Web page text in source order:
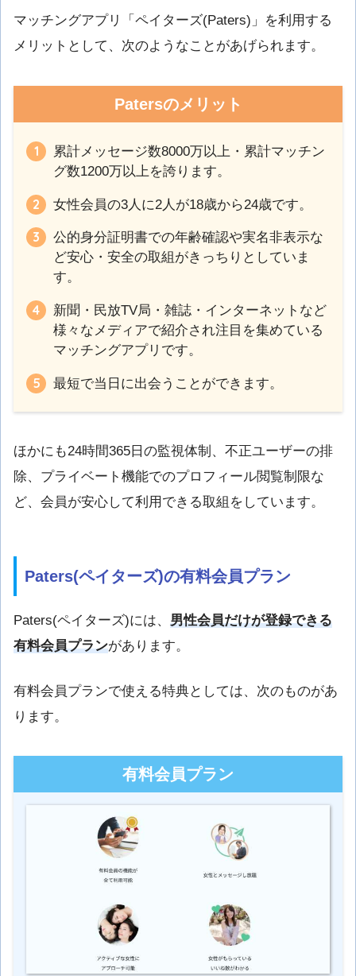
マッチングアプリ「ペイターズ(Paters)」を利用する
メリットとして、次のようなことがあげられます。
Patersのメリット
累計メッセージ数8000万以上・累計マッチン
グ数1200万以上を誇ります。
女性会員の3人に2人が18歳から24歳です。
公的身分証明書での年齢確認や実名非表示な
ど安心・安全の取組がきっちりとしていま
す。
新聞・民放TV局・雑誌・インターネットなど
様々なメディアで紹介され注目を集めている
マッチングアプリです。
最短で当日に出会うことができます。
ほかにも24時間365日の監視体制、不正ユーザーの排
除、プライベート機能でのプロフィール閲覧制限な
ど、会員が安心して利用できる取組をしています。
Paters(ペイターズ)の有料会員プラン
Paters(ペイターズ)には、 男性会員だけが登録できる
有料会員プランがあります。
有料会員プランで使える特典としては、次のものがあ
ります。
有料会員プラン